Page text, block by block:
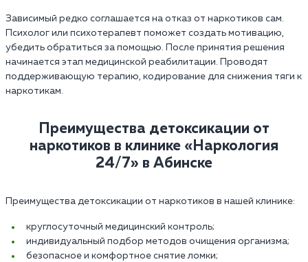
Зависимый редко соглашается на отказ от наркотиков сам.
Психолог или психотерапевт поможет создать мотивацию,
убедить обратиться за помощью. После принятия решения
начинается этап медицинской реабилитации. Проводят
поддерживающую терапию, кодирование для снижения тяги к
наркотикам.
Преимущества детоксикации от
наркотиков в клинике «Наркология
24/7» в Абинске
Преимущества детоксикации от наркотиков в нашей клинике:
круглосуточный медицинский контроль;
индивидуальный подбор методов очищения организма;
безопасное и комфортное снятие ломки;